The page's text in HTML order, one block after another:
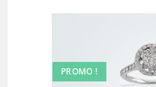
PROMO !